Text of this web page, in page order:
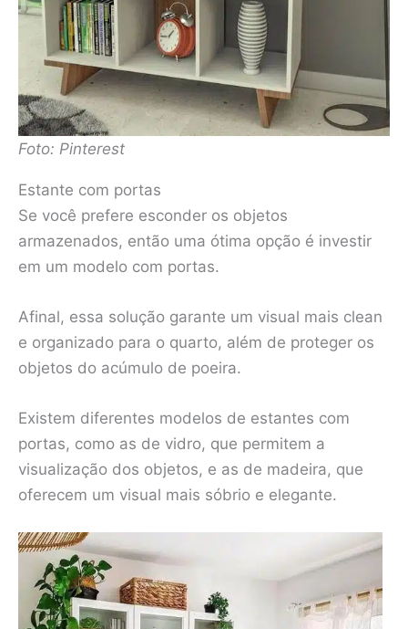
Foto: Pinterest
Estante com portas
Se você prefere esconder os objetos
armazenados, então uma ótima opção é investir
em um modelo com portas.
Afinal, essa solução garante um visual mais clean
e organizado para o quarto, além de proteger os
objetos do acúmulo de poeira.
Existem diferentes modelos de estantes com
portas, como as de vidro, que permitem a
visualização dos objetos, e as de madeira, que
oferecem um visual mais sóbrio e elegante.